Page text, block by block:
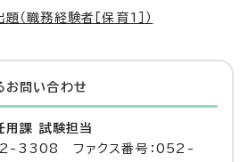
（職務経験者［保育1］）
お問い合わせ
用課 試験担当
3308 ファクス番号：052-